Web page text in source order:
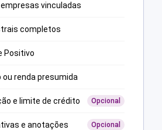
empresas vinculadas
completos
Positivo
ou renda presumida
e limite de crédito Opcional
e anotações Opcional